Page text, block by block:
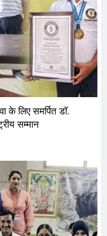
के लिए समर्पित डॉ.
सम्मान